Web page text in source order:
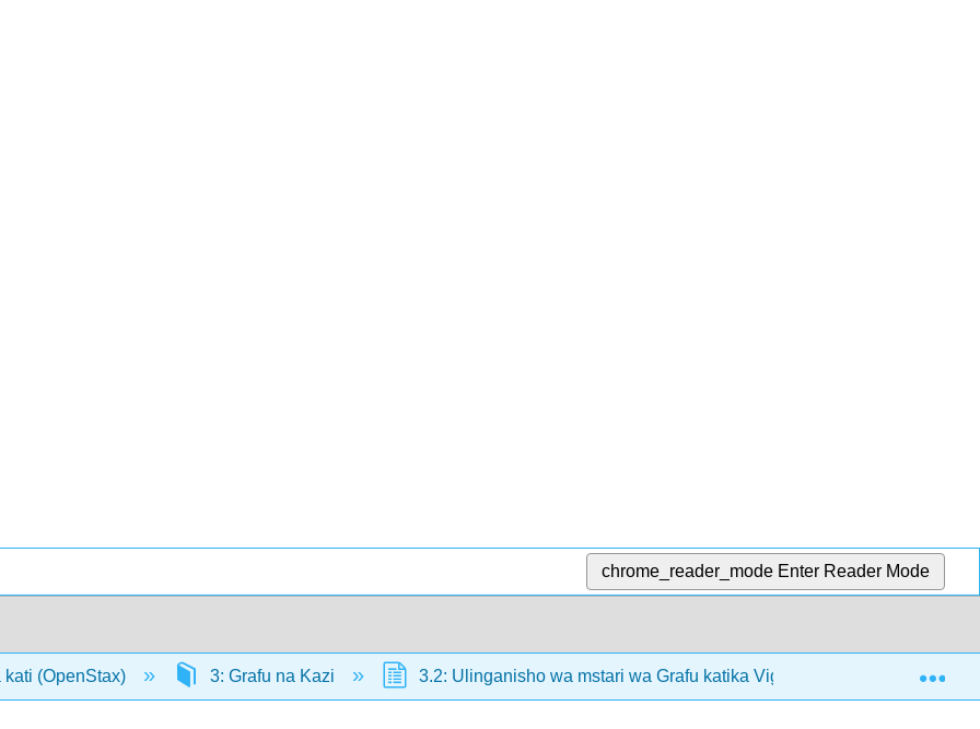
chrome_reader_mode Enter Reader Mode
kati (OpenStax) 3: Grafu na Kazi 3.2: Ulinganisho wa mstari wa Grafu katika Vigezo viwili 3.2E: